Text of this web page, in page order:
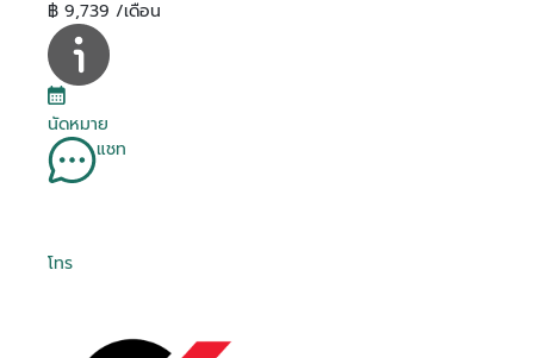
฿ 9,739 /เดือน
นัดหมาย
แชท
โทร